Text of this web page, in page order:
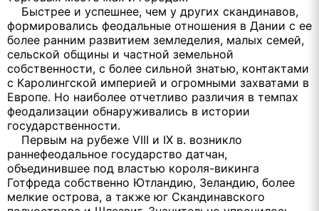
Быстрее и успешнее, чем у других скандинавов,
формировались феодальные отношения в Дании с ее
более ранним развитием земледелия, малых семей,
сельской общины и частной земельной
собственности, с более сильной знатью, контактами
с Каролингской империей и огромными захватами в
Европе. Но наиболее отчетливо различия в темпах
феодализации обнаруживались в истории
государственности.
Первым на рубеже VIII и IX в. возникло
раннефеодальное государство датчан,
объединившее под властью короля-викинга
Готфреда собственно Ютландию, Зеландию, более
мелкие острова, а также юг Скандинавского